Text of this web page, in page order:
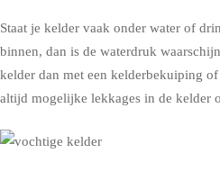
Staat je kelder vaak onder water of
binnen, dan is de waterdruk
kelder dan met een kelderbekuiping of
altijd mogelijke lekkages in de kelder